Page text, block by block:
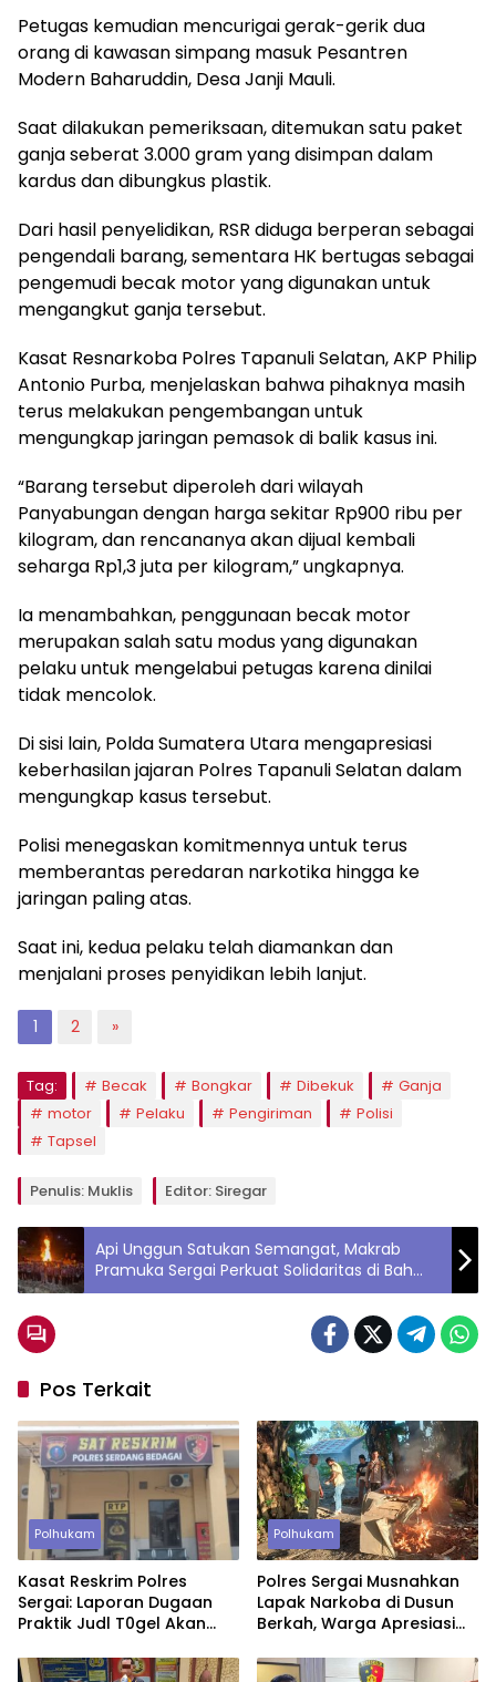
Petugas kemudian mencurigai gerak-gerik dua
orang di kawasan simpang masuk Pesantren
Modern Baharuddin, Desa Janji Mauli.
Saat dilakukan pemeriksaan, ditemukan satu paket
ganja seberat 3.000 gram yang disimpan dalam
kardus dan dibungkus plastik.
Dari hasil penyelidikan, RSR diduga berperan sebagai
pengendali barang, sementara HK bertugas sebagai
pengemudi becak motor yang digunakan untuk
mengangkut ganja tersebut.
Kasat Resnarkoba Polres Tapanuli Selatan, AKP Philip
Antonio Purba, menjelaskan bahwa pihaknya masih
terus melakukan pengembangan untuk
mengungkap jaringan pemasok di balik kasus ini.
“Barang tersebut diperoleh dari wilayah
Panyabungan dengan harga sekitar Rp900 ribu per
kilogram, dan rencananya akan dijual kembali
seharga Rp1,3 juta per kilogram,” ungkapnya.
Ia menambahkan, penggunaan becak motor
merupakan salah satu modus yang digunakan
pelaku untuk mengelabui petugas karena dinilai
tidak mencolok.
Di sisi lain, Polda Sumatera Utara mengapresiasi
keberhasilan jajaran Polres Tapanuli Selatan dalam
mengungkap kasus tersebut.
Polisi menegaskan komitmennya untuk terus
memberantas peredaran narkotika hingga ke
jaringan paling atas.
Saat ini, kedua pelaku telah diamankan dan
menjalani proses penyidikan lebih lanjut.
1 2 »
Tag: Becak Bongkar Dibekuk
Ganja
motor
Pelaku Pengiriman
Polisi
Tapsel
Penulis: Muklis Editor: Siregar
Api Unggun Satukan Semangat, Makrab
Pramuka Sergai Perkuat Solidaritas di Bah
Bolon
Pos Terkait
Polhukam
Kasat Reskrim Polres
Sergai: Laporan Dugaan
Praktik Judl T0gel Akan
Polhukam
Polres Sergai Musnahkan
Lapak Narkoba di Dusun
Berkah, Warga Apresiasi